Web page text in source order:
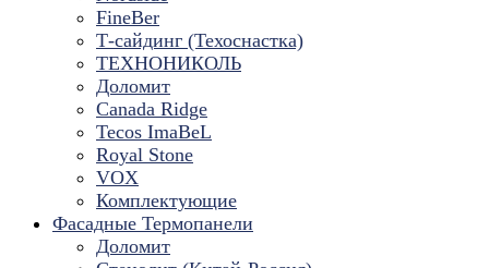
FineBer
Т-сайдинг (Техоснастка)
ТЕХНОНИКОЛЬ
Доломит
Canada Ridge
Tecos ImaBeL
Royal Stone
VOX
Комплектующие
Фасадные Термопанели
Доломит